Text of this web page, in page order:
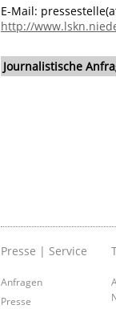
E-Mail:
http://
Journalistische
Presse | Service
Anfragen
Presse